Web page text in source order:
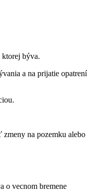
ktorej býva.
a na prijatie opatrení
na pozemku alebo
o vecnom bremene